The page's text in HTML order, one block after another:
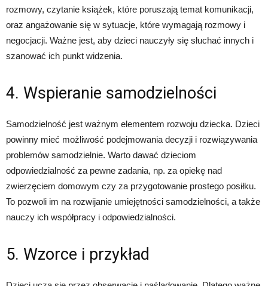
rozmowy, czytanie książek, które poruszają temat komunikacji,
oraz angażowanie się w sytuacje, które wymagają rozmowy i
negocjacji. Ważne jest, aby dzieci nauczyły się słuchać innych i
szanować ich punkt widzenia.
4. Wspieranie samodzielności
Samodzielność jest ważnym elementem rozwoju dziecka. Dzieci
powinny mieć możliwość podejmowania decyzji i rozwiązywania
problemów samodzielnie. Warto dawać dzieciom
odpowiedzialność za pewne zadania, np. za opiekę nad
zwierzęciem domowym czy za przygotowanie prostego posiłku.
To pozwoli im na rozwijanie umiejętności samodzielności, a także
nauczy ich współpracy i odpowiedzialności.
5. Wzorce i przykład